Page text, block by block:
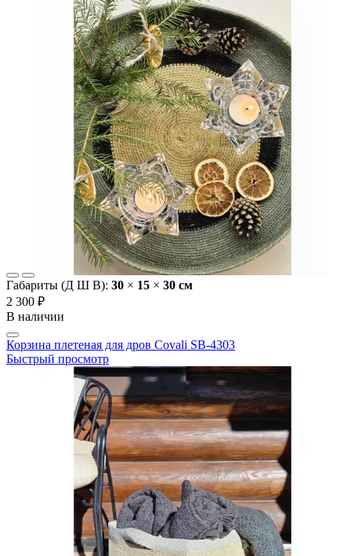
Габариты (Д Ш В): 30 × 15 × 30 cм
2 300 ₽
В наличии
Корзина плетеная для дров Covali SB-4303
Быстрый просмотр